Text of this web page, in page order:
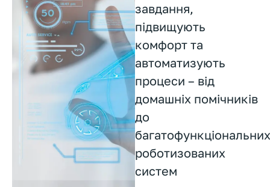
завдання,
підвищують
комфорт та
автоматизують
процеси – від
домашніх помічників
до
багатофункціональних
роботизованих
систем